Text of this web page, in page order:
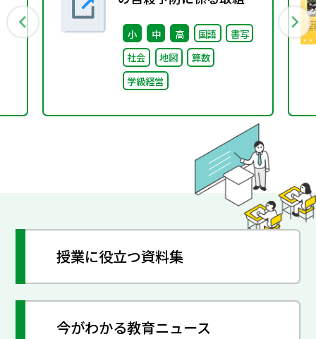
ついて（通知）
小 中 高 国語
書写
社会
地図
算数
学級経営
授業に役立つ資料集
今がわかる教育ニュース